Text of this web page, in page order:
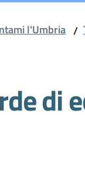
l'Umbria /
di